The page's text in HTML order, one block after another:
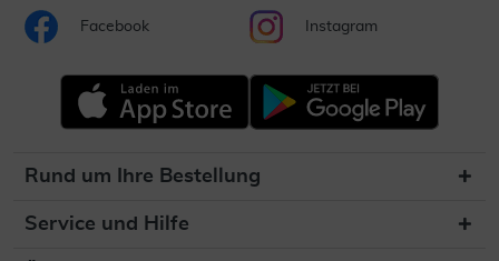
Facebook Instagram
Rund um Ihre Bestellung
Service und Hilfe